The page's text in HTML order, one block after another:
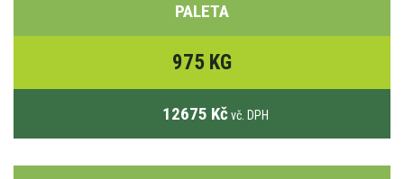
PALETA
975 KG
12675 Kč vč. DPH